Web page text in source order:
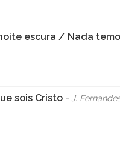
escura / Nada temo
sois Cristo - J.